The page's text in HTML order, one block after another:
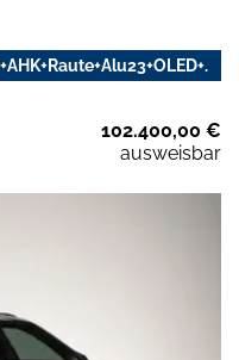
102.400,00 €
ausweisbar